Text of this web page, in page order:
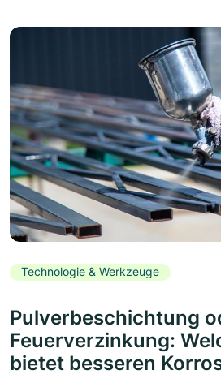
Technologie & Werkzeuge
Pulverbeschichtung
Feuerverzinkung:
bietet besseren